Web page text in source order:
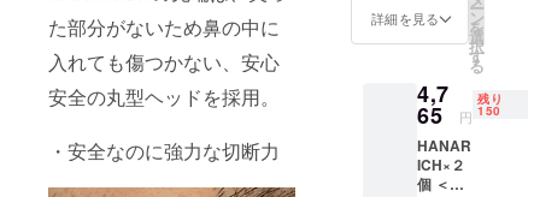
た部分がないため鼻の中に
入れても傷つかない、安心
安全の丸型ヘッドを採用。
・安全なのに強力な切断力
ます。
換をさ
せてい
ただき
※初期不
良のみ
対応 ※
持ち運
びに便
利な
詳細を見る ー
ン
を
選
択
す
る
4,7
65 円
残り
150
HANAR
ICH×２
個 ＜保